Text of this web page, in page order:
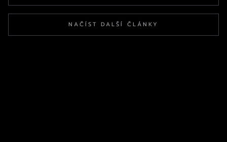
NAČÍST DALŠÍ ČLÁNKY